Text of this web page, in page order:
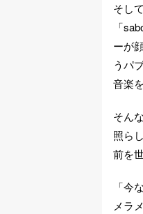
そし
「
ーが
うパ
音楽
そん
照ら
前を
「今
メラ